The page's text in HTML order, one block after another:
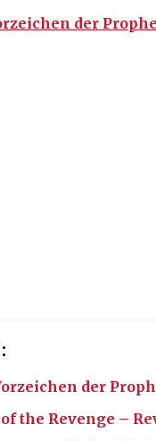
der
der
the Revenge –